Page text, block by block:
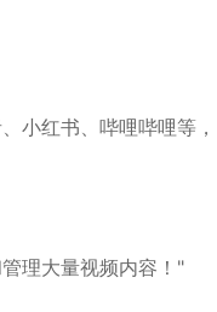
小红书、哔哩哔哩等，
理大量视频内容！"